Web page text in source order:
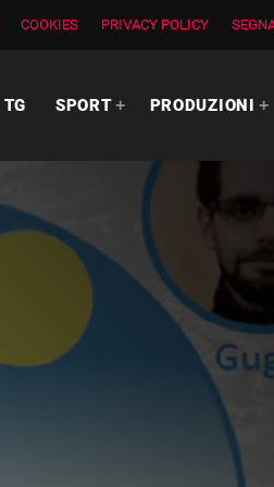
COOKIES PRIVACY POLICY
TG SPORT PRODUZIONI